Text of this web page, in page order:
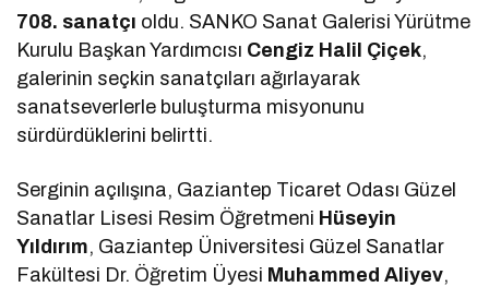
708. sanatçı oldu. SANKO Sanat Galerisi Yürütme
Kurulu Başkan Yardımcısı Cengiz Halil Çiçek,
galerinin seçkin sanatçıları ağırlayarak
sanatseverlerle buluşturma misyonunu
sürdürdüklerini belirtti.
Serginin açılışına, Gaziantep Ticaret Odası Güzel
Sanatlar Lisesi Resim Öğretmeni Hüseyin
Yıldırım, Gaziantep Üniversitesi Güzel Sanatlar
Fakültesi Dr. Öğretim Üyesi Muhammed Aliyev,